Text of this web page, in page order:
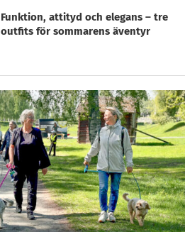
Funktion, attityd och elegans – tre
outfits för sommarens äventyr